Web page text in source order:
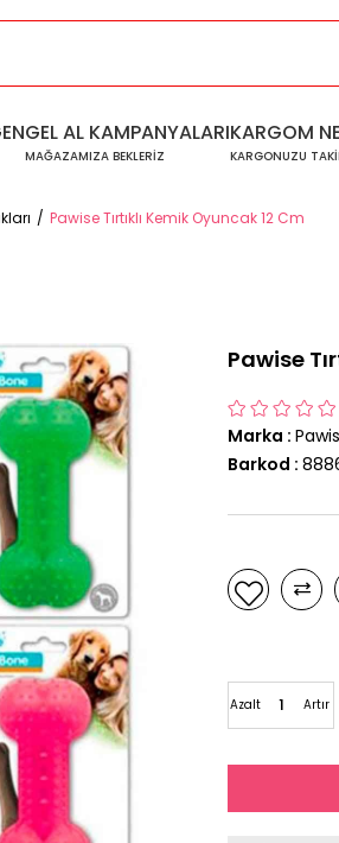
GEL AL KAMPANYALARI
MAĞAZAMIZA BEKLERİZ
KARGOM
KARGONUZU
Pawise Tırtıklı Kemik Oyuncak 12 Cm
Pawise
Marka :
Barkod :
Artır
Azalt